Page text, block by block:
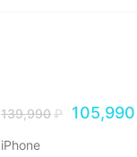
139,990₽ 105,990
iPhone